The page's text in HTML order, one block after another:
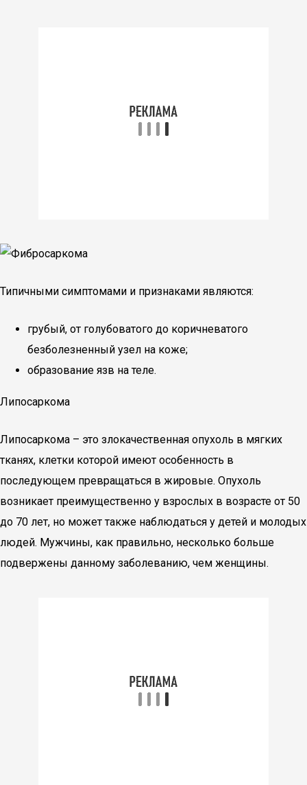
Типичными симптомами и признаками являются:
грубый, от голубоватого до коричневатого
безболезненный узел на коже;
образование язв на теле.
Липосаркома
Липосаркома – это злокачественная опухоль в мягких
тканях, клетки которой имеют особенность в
последующем превращаться в жировые. Опухоль
возникает преимущественно у взрослых в возрасте от 50
до 70 лет, но может также наблюдаться у детей и молодых
людей. Мужчины, как правильно, несколько больше
подвержены данному заболеванию, чем женщины.